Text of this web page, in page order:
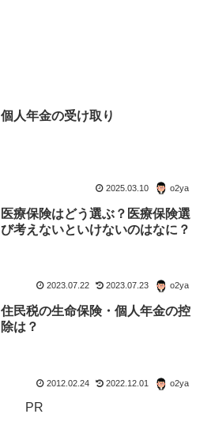
個人年金の受け取り
2025.03.10 o2ya
医療保険はどう選ぶ？医療保険選
び考えないといけないのはなに？
2023.07.22 2023.07.23 o2ya
住民税の生命保険・個人年金の控
除は？
2012.02.24 2022.12.01 o2ya
PR